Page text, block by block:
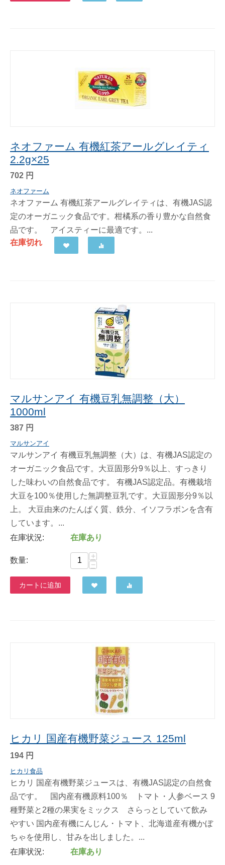
ネオファーム 有機紅茶アールグレイティ
2.2g×25
702 円
ネオファーム
ネオファーム 有機紅茶アールグレイティは、有機JAS認
定のオーガニック食品です。柑橘系の香り豊かな自然食
品です。 アイスティーに最適です。...
在庫切れ
マルサンアイ 有機豆乳無調整（大）
1000ml
387 円
マルサンアイ
マルサンアイ 有機豆乳無調整（大）は、有機JAS認定の
オーガニック食品です。大豆固形分9％以上、すっきり
した味わいの自然食品です。 有機JAS認定品。有機栽培
大豆を100％使用した無調整豆乳です。大豆固形分9％以
上。 大豆由来のたんぱく質、鉄分、イソフラボンを含有
しています。...
在庫状況:
在庫あり
数量:
+
−
カートに追加
ヒカリ 国産有機野菜ジュース 125ml
194 円
ヒカリ食品
ヒカリ 国産有機野菜ジュースは、有機JAS認定の自然食
品です。 国内産有機原料100％ トマト・人参ベース 9
種野菜と2種の果実をミックス さらっとしていて飲み
やすい 国内産有機にんじん・トマト、北海道産有機かぼ
ちゃを使用し、甘みを出しました。...
在庫状況:
在庫あり